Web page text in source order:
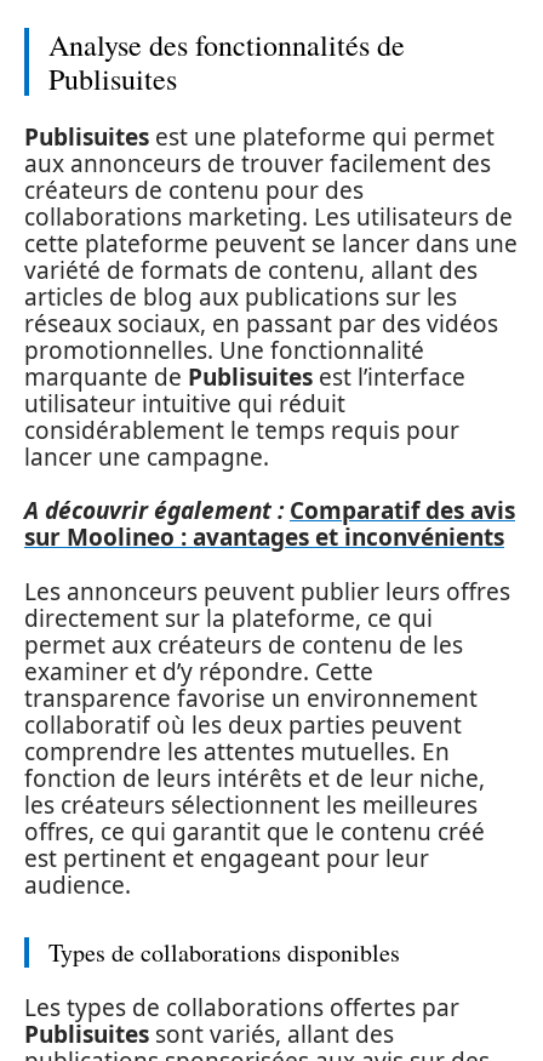
Analyse des fonctionnalités de
Publisuites
Publisuites est une plateforme qui permet
aux annonceurs de trouver facilement des
créateurs de contenu pour des
collaborations marketing. Les utilisateurs de
cette plateforme peuvent se lancer dans une
variété de formats de contenu, allant des
articles de blog aux publications sur les
réseaux sociaux, en passant par des vidéos
promotionnelles. Une fonctionnalité
marquante de Publisuites est l’interface
utilisateur intuitive qui réduit
considérablement le temps requis pour
lancer une campagne.
A découvrir également : Comparatif des avis
sur Moolineo : avantages et inconvénients
Les annonceurs peuvent publier leurs offres
directement sur la plateforme, ce qui
permet aux créateurs de contenu de les
examiner et d’y répondre. Cette
transparence favorise un environnement
collaboratif où les deux parties peuvent
comprendre les attentes mutuelles. En
fonction de leurs intérêts et de leur niche,
les créateurs sélectionnent les meilleures
offres, ce qui garantit que le contenu créé
est pertinent et engageant pour leur
audience.
Types de collaborations disponibles
Les types de collaborations offertes par
Publisuites sont variés, allant des